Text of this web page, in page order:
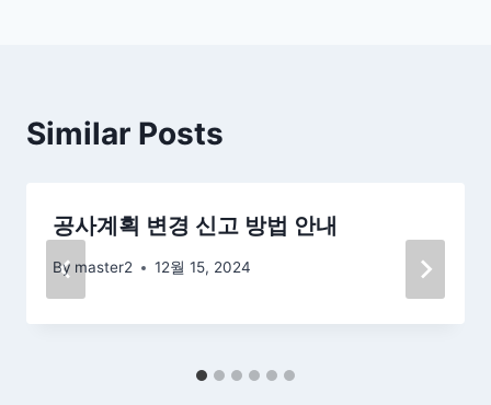
Similar Posts
공사계획 변경 신고 방법 안내
By master2 12월 15, 2024